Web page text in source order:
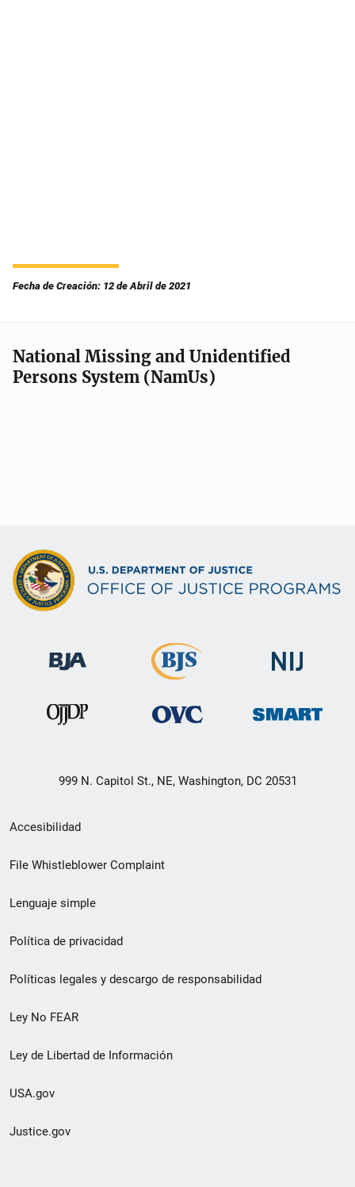
Fecha de Creación: 12 de Abril de 2021
National Missing and Unidentified
Persons System (NamUs)
999 N. Capitol St., NE, Washington, DC 20531
Menú
de
de
pie
de
página
Accesibilidad
File Whistleblower Complaint
Lenguaje simple
Política de privacidad
Políticas legales y descargo de responsabilidad
Ley No FEAR
Ley de Libertad de Información
USA.gov
Justice.gov